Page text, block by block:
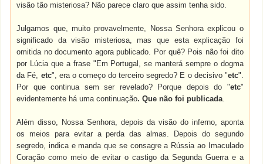
visão tão misteriosa? Não parece claro que assim tenha sido.
Julgamos que, muito provavelmente, Nossa Senhora explicou o
significado da visão misteriosa, mas que esta explicação foi
omitida no documento agora publicado. Por quê? Pois não foi dito
por Lúcia que a frase "Em Portugal, se manterá sempre o dogma
da Fé, etc", era o começo do terceiro segredo? E o decisivo "etc".
Por que continua sem ser revelado? Porque depois do "etc"
evidentemente há uma continuação. Que não foi publicada.
Além disso, Nossa Senhora, depois da visão do inferno, aponta
os meios para evitar a perda das almas. Depois do segundo
segredo, indica e manda que se consagre a Rússia ao Imaculado
Coração como meio de evitar o castigo da Segunda Guerra e a